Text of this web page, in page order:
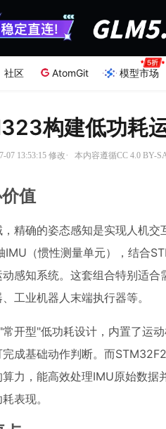
社区 AtomGit 模型市场
构建低功耗
07 13:53:15 修改· 本内容遵循CC 4.0 BY-
值
精确的姿态感知是实现人机
（惯性测量单元），结合
感知系统。这套组合特别适
工业机器人末端执行器等。
开型"低功耗设计，内置了运
成基础动作判断。而
力，能高效处理IMU原始数
表现。